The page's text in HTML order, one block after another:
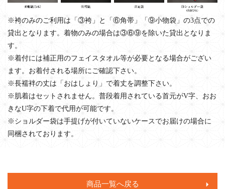
※袴のみのご利用は「③袴」と「⑥角帯」「⑨小物袋」の3点での
貸出となります。着物のみの場合は③⑥⑨を除いた貸出となりま
す。
※着付には補正用のフェイスタオル等が必要となる場合がござい
ます。お着付される場所にご確認下さい。
※長襦袢の丈は「おはしょり」で着丈を調整下さい。
※肌着はセットされません。普段着用されている首元がV字、おお
きなU字の下着で代用が可能です。
※ショルダー袋は手提げが付いていないケースでお届けの場合に
同梱されております。
商品一覧へ戻る